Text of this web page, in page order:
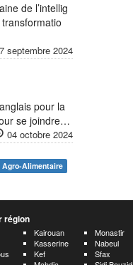
de l’intellig
septembre 2024
pour la
se joindre…
04 octobre 2024
Agro-Alimentaire
région
Kairouan
Kasserine
Kef
Monastir
Nabeul
Sfax